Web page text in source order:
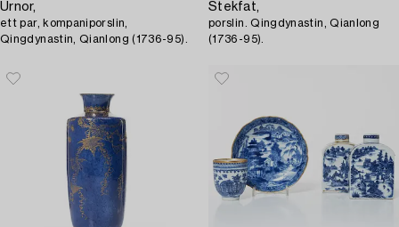
Urnor,
ett par, kompaniporslin,
Qingdynastin, Qianlong (1736-95).
Stekfat,
porslin. Qingdynastin, Qianlong
(1736-95).